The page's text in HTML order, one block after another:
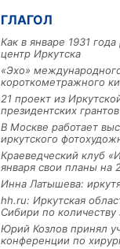
ГЛАГОЛ
Как в январе 1931
центр Иркутска
«Эхо»
короткометражного
21 проект из
президентских грантов
В Москве работает
иркутского
Краеведческий клуб
января свои планы на
Инна Латышева:
hh.ru: Иркутская
Сибири по количеству
Юрий Козлов принял
конференции по